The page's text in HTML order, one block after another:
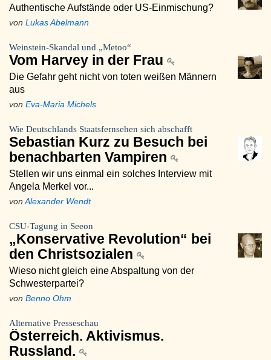
Authentische Aufstände oder US-Einmischung?
von Lukas Abelmann
Weinstein-Skandal und „Metoo“
Vom Harvey in der Frau
Die Gefahr geht nicht von toten weißen Männern
aus
von Eva-Maria Michels
Wie Deutschlands Staatsfernsehen sich abschafft
Sebastian Kurz zu Besuch bei
benachbarten Vampiren
Stellen wir uns einmal ein solches Interview mit
Angela Merkel vor...
von Alexander Wendt
CSU-Tagung in Seeon
„Konservative Revolution“ bei
den Christsozialen
Wieso nicht gleich eine Abspaltung von der
Schwesterpartei?
von Benno Ohm
Alternative Presseschau
Österreich. Aktivismus.
Russland.